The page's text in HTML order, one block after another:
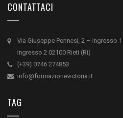
CONTATTACI
Via Giuseppe Pennesi, 2 – ingresso
ingresso 2 02100 Rieti (Ri)
(+39) 0746 274853
info@formazionevictoria.it
TAG